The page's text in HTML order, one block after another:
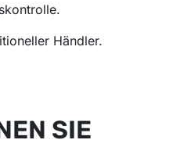
Händler.
SIE